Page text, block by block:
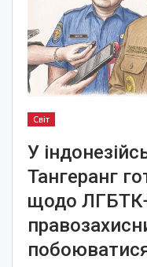
Світ
У
Тангеранг
щодо